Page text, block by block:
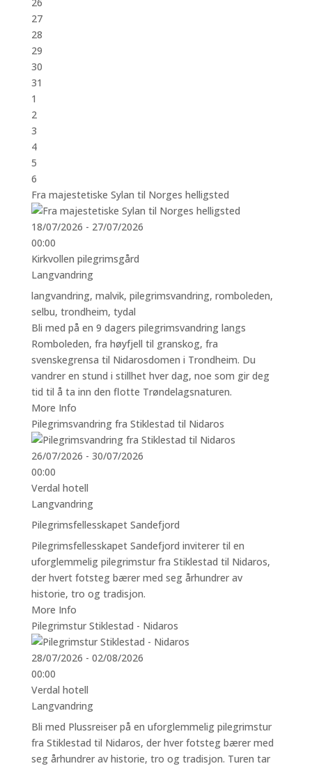
27
28
29
30
31
1
2
3
4
5
6
Fra majestetiske Sylan til Norges helligsted
18/07/2026 - 27/07/2026
00:00
Kirkvollen pilegrimsgård
Langvandring
langvandring, malvik, pilegrimsvandring, romboleden,
selbu, trondheim, tydal
Bli med på en 9 dagers pilegrimsvandring langs
Romboleden, fra høyfjell til granskog, fra
svenskegrensa til Nidarosdomen i Trondheim. Du
vandrer en stund i stillhet hver dag, noe som gir deg
tid til å ta inn den flotte Trøndelagsnaturen.
More Info
Pilegrimsvandring fra Stiklestad til Nidaros
26/07/2026 - 30/07/2026
00:00
Verdal hotell
Langvandring
Pilegrimsfellesskapet Sandefjord
Pilegrimsfellesskapet Sandefjord inviterer til en
uforglemmelig pilegrimstur fra Stiklestad til Nidaros,
der hvert fotsteg bærer med seg århundrer av
historie, tro og tradisjon.
More Info
Pilegrimstur Stiklestad - Nidaros
28/07/2026 - 02/08/2026
00:00
Verdal hotell
Langvandring
Bli med Plussreiser på en uforglemmelig pilegrimstur
fra Stiklestad til Nidaros, der hver fotsteg bærer med
seg århundrer av historie, tro og tradisjon. Turen tar